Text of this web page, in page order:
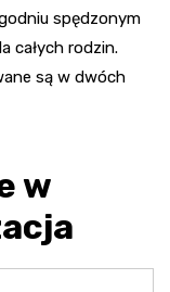
spędzonym
całych rodzin.
są w dwóch
w